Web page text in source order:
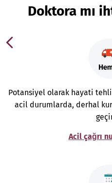
Doktora mı
Potansiyel olarak hayati
acil durumlarda, derhal
Acil çağrı